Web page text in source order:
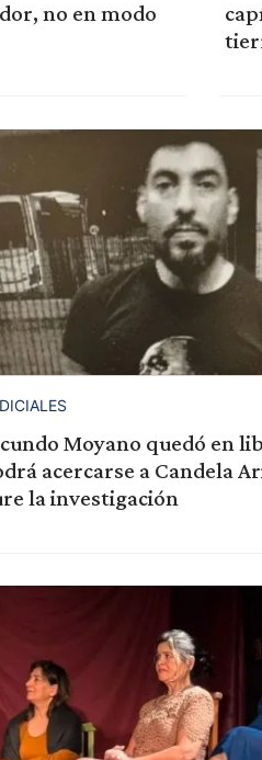
no en modo
Moyano quedó en
acercarse a Candela
la investigación